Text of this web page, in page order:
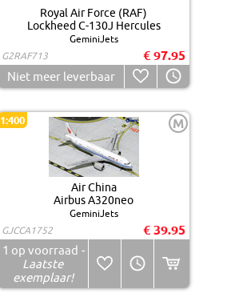
Royal Air Force (RAF)
Lockheed C-130J Hercules
GeminiJets
G2RAF713
€ 97.95
Niet meer leverbaar
1:400 M
Air China
Airbus A320neo
GeminiJets
GJCCA1752
€ 39.95
1 op voorraad -
Laatste
exemplaar!